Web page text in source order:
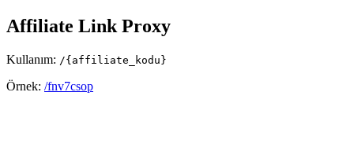
Affiliate Link Proxy
Kullanım: /{affiliate_kodu}
Örnek: /fnv7csop